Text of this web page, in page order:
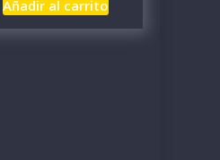
Añadir al carrito